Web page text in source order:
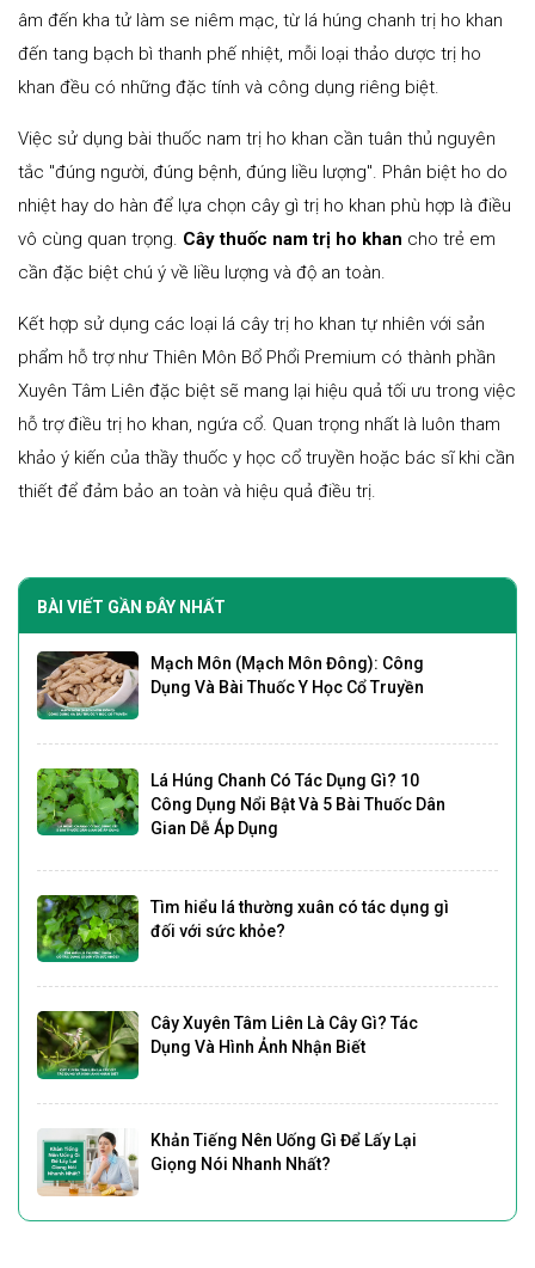
âm đến kha tử làm se niêm mạc, từ lá húng chanh trị ho khan
đến tang bạch bì thanh phế nhiệt, mỗi loại thảo dược trị ho
khan đều có những đặc tính và công dụng riêng biệt.
Việc sử dụng bài thuốc nam trị ho khan cần tuân thủ nguyên
tắc "đúng người, đúng bệnh, đúng liều lượng". Phân biệt ho do
nhiệt hay do hàn để lựa chọn cây gì trị ho khan phù hợp là điều
vô cùng quan trọng. Cây thuốc nam trị ho khan cho trẻ em
cần đặc biệt chú ý về liều lượng và độ an toàn.
Kết hợp sử dụng các loại lá cây trị ho khan tự nhiên với sản
phẩm hỗ trợ như Thiên Môn Bổ Phổi Premium có thành phần
Xuyên Tâm Liên đặc biệt sẽ mang lại hiệu quả tối ưu trong việc
hỗ trợ điều trị ho khan, ngứa cổ. Quan trọng nhất là luôn tham
khảo ý kiến của thầy thuốc y học cổ truyền hoặc bác sĩ khi cần
thiết để đảm bảo an toàn và hiệu quả điều trị.
BÀI VIẾT GẦN ĐÂY NHẤT
Mạch Môn (Mạch Môn Đông): Công
Dụng Và Bài Thuốc Y Học Cổ Truyền
Lá Húng Chanh Có Tác Dụng Gì? 10
Công Dụng Nổi Bật Và 5 Bài Thuốc Dân
Gian Dễ Áp Dụng
Tìm hiểu lá thường xuân có tác dụng gì
đối với sức khỏe?
Cây Xuyên Tâm Liên Là Cây Gì? Tác
Dụng Và Hình Ảnh Nhận Biết
Khản Tiếng Nên Uống Gì Để Lấy Lại
Giọng Nói Nhanh Nhất?